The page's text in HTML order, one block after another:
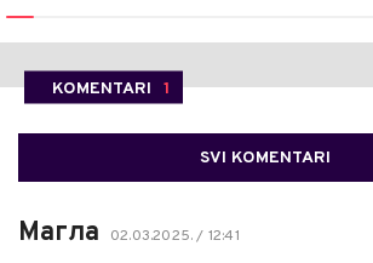
KOMENTARI 1
SVI KOMENTARI
Магла 02.03.2025. / 12:41